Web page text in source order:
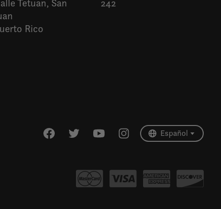
Tetuan, San
Rico
242
Español